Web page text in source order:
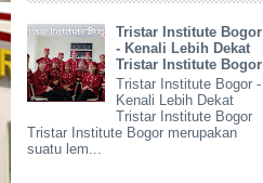
Tristar Institute Bogor
- Kenali Lebih Dekat
Tristar Institute Bogor
Tristar Institute Bogor -
Kenali Lebih Dekat
Tristar Institute Bogor
Tristar Institute Bogor merupakan
suatu lem...